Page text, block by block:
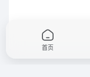
首页